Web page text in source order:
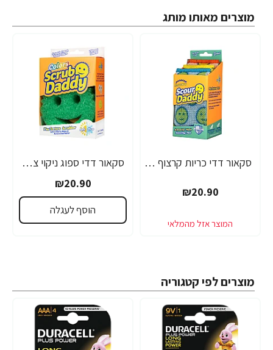
מוצרים מאותו מותג
סקאור דדי כריות קרצוף 3 יחידות - מבית Scrub Daddy
₪20.90
סקאור דדי ספוג ניקוי צבעוני יחידה אחת - מבית Scrub Daddy
₪20.90
הוסף לעגלה
מוצרים לפי קטגוריה